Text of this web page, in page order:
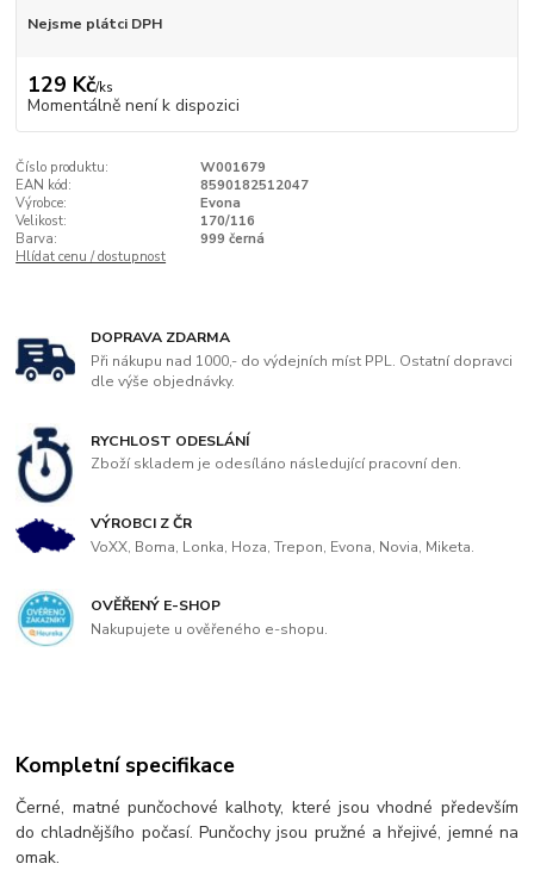
Nejsme plátci DPH
129 Kč/ks
Momentálně není k dispozici
Číslo produktu:
W001679
EAN kód:
8590182512047
Výrobce:
Evona
Velikost:
170/116
Barva:
999 černá
Hlídat cenu / dostupnost
DOPRAVA ZDARMA
Při nákupu nad 1000,- do výdejních míst PPL. Ostatní dopravci
dle výše objednávky.
RYCHLOST ODESLÁNÍ
Zboží skladem je odesíláno následující pracovní den.
VÝROBCI Z ČR
VoXX, Boma, Lonka, Hoza, Trepon, Evona, Novia, Miketa.
OVĚŘENÝ E-SHOP
Nakupujete u ověřeného e-shopu.
Kompletní specifikace
Černé, matné punčochové kalhoty, které jsou vhodné především
do chladnějšího počasí. Punčochy jsou pružné a hřejivé, jemné na
omak.